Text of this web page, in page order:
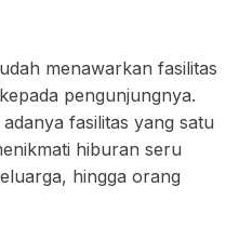
menawarkan fasilitas
pengunjungnya.
fasilitas yang satu
hiburan seru
hingga orang